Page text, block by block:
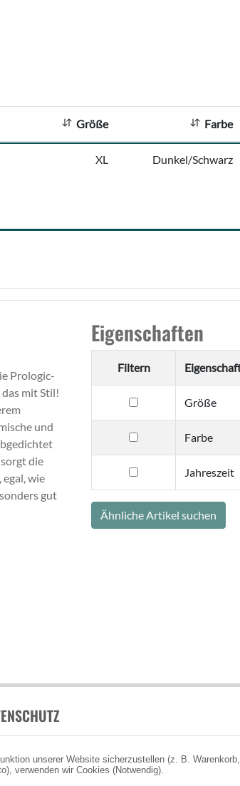
unserer Website sicherzustellen (z. B. Warenkorb,
verwenden wir Cookies (Notwendig).
Größe Farbe
XL Dunkel/Schwarz
Prologic-
mit Stil!
und
die
wie
gut
Eigenschaften
Filtern
filtern
nach
Größe
Größe
filtern
nach
Farbe
Farbe
filtern
nach
Jahreszeit
Jahreszeit
Ähnliche Artikel suchen